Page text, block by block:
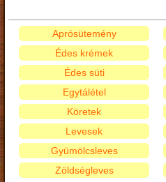
Aprósütemény
Édes krémek
Édes süti
Egytálétel
Köretek
Levesek
Gyümölcsleves
Zöldségleves